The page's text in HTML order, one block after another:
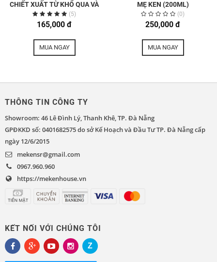
CHIẾT XUẤT TỪ KHỔ QUA VÀ
TINH CHẤT TRÀ XANH MẸ KEN
(100ML)
(5)
165,000 đ
MUA NGAY
MẸ KEN (200ML)
(0)
250,000 đ
MUA NGAY
THÔNG TIN CÔNG TY
Showroom: 46 Lê Đình Lý, Thanh Khê, TP. Đà Nẵng
GPĐKKD số: 0401682575 do sở Kế Hoạch và Đầu Tư TP. Đà Nẵng cấp
ngày 12/6/2015
mekensr@gmail.com
0967.960.960
https://mekenhouse.vn
KẾT NỐI VỚI CHÚNG TÔI